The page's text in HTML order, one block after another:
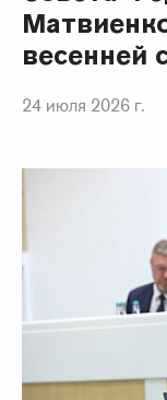
весенней
24 июля 2026 г.